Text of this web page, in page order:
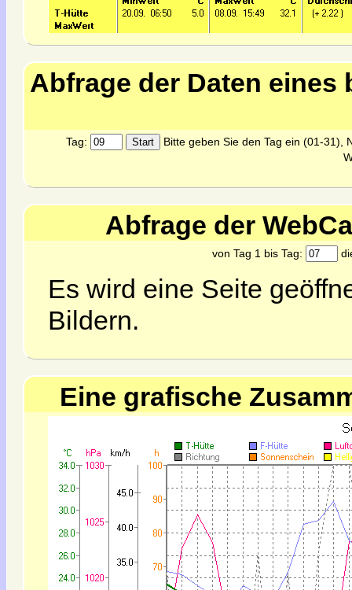
Abfrage der Daten eines
Tag:
Bitte geben Sie den Tag ein (01-31),
Abfrage der
von Tag 1 bis Tag:
Es wird eine Seite
Bildern.
Eine grafische